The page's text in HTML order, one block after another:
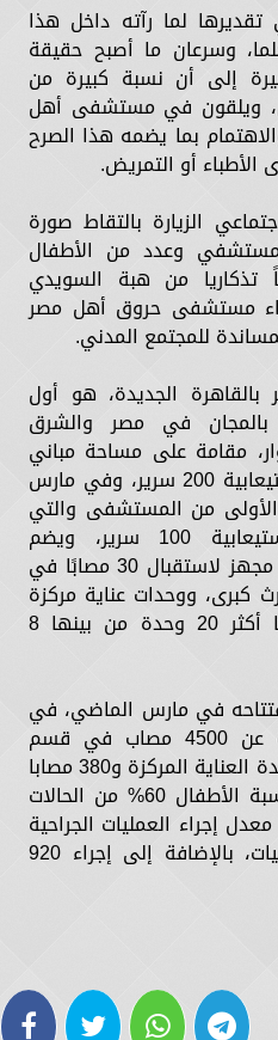
لما رآته داخل هذا
وسرعان ما أصبح حقيقة
إلى أن نسبة كبيرة من
ويلقون في مستشفى أهل
بما يضمه هذا الصرح
أو التمريض.
الزيارة بالتقاط صورة
وعدد من الأطفال
تذكاريا من هبة السويدي
مستشفى حروق أهل مصر
للمجتمع المدني.
الجديدة، هو أول
في مصر والشرق
ويتكون من 6 أدوار، مقامة على مساحة مباني
12200 متر مربع، بطاقة استيعابية 200 سرير، وفي مارس
الأولى من المستشفى والتي
تضم 4 أدوار بطاقة استيعابية 100 سرير، ويضم
المستشفى قسما للطوارئ مجهز لاستقبال 30 مصابًا في
ووحدات عناية مركزة
لمختلف الأعمار يبلغ عددها أكثر 20 وحدة من بينها 8
في مارس الماضي، في
استقبال 5000 حالة، عبارة عن 4500 مصاب في قسم
الطوارئ و120 آخرين في وحدة العناية المركزة و380 مصابا
في غرف الإقامة، وكانت نسبة الأطفال 60% من الحالات
إجراء العمليات الجراحية
في اليوم الواحد ثلاث عمليات، بالإضافة إلى إجراء 920